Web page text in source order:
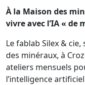
À la Maison des
vivre avec l’IA « de
Le fablab Silex &
des minéraux, à
ateliers mensuels
l’intelligence